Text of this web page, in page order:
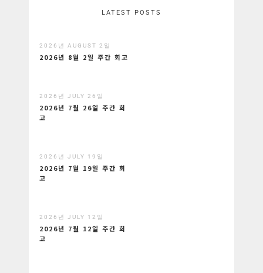
LATEST POSTS
2026년 AUGUST 2일
2026년 8월 2일 주간 회고
2026년 JULY 26일
2026년 7월 26일 주간 회
고
2026년 JULY 19일
2026년 7월 19일 주간 회
고
2026년 JULY 12일
2026년 7월 12일 주간 회
고